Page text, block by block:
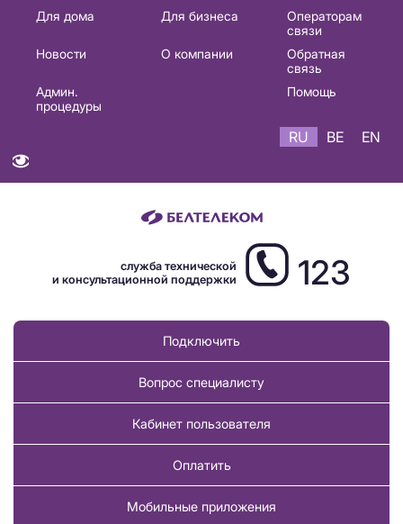
Основная
навигация
Для дома Для бизнеса
Операторам
связи
Новости
О компании
Обратная
связь
Админ.
процедуры
Помощь
RU BE EN
служба технической
и консультационной поддержки
123
Подключить
Вопрос специалисту
Кабинет пользователя
Оплатить
Мобильные приложения